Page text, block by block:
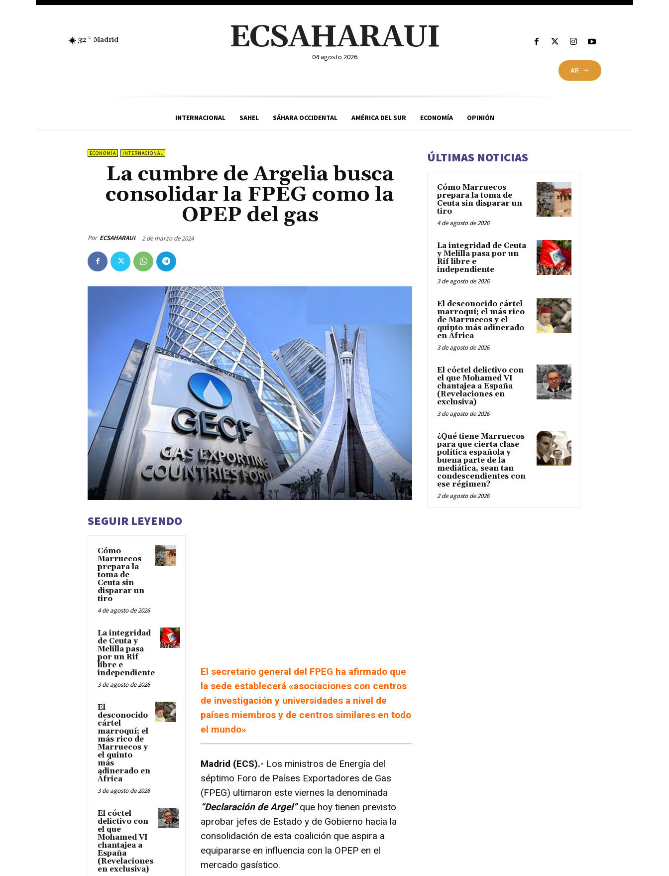
32 C Madrid ECSAHARAUI
04 agosto 2026
AR
INTERNACIONAL SAHEL SÁHARA OCCIDENTAL AMÉRICA DEL SUR ECONOMÍA OPINIÓN
ECONOMÍA INTERNACIONAL
La cumbre de Argelia busca
consolidar la FPEG como la
OPEP del gas
Por ECSAHARAUI 2 de marzo de 2024
SEGUIR LEYENDO
Cómo
Marruecos
prepara la
toma de
Ceuta sin
disparar un
tiro
4 de agosto de 2026
La integridad
de Ceuta y
Melilla pasa
por un Rif
libre e
independiente
3 de agosto de 2026
El
desconocido
cártel
marroquí; el
más rico de
Marruecos y
el quinto
más
adinerado en
África
3 de agosto de 2026
El cóctel
delictivo con
el que
Mohamed VI
chantajea a
España
(Revelaciones
en exclusiva)
El secretario general del FPEG ha afirmado que
la sede establecerá «asociaciones con centros
de investigación y universidades a nivel de
países miembros y de centros similares en todo
el mundo»
Madrid (ECS).- Los ministros de Energía del
séptimo Foro de Países Exportadores de Gas
(FPEG) ultimaron este viernes la denominada
“Declaración de Argel”que hoy tienen previsto
aprobar jefes de Estado y de Gobierno hacia la
consolidación de esta coalición que aspira a
equipararse en influencia con la OPEP en el
mercado gasístico.
ÚLTIMAS NOTICIAS
Cómo Marruecos
prepara la toma de
Ceuta sin disparar un
tiro
4 de agosto de 2026
La integridad de Ceuta
y Melilla pasa por un
Rif libre e
independiente
3 de agosto de 2026
El desconocido cártel
marroquí; el más rico
de Marruecos y el
quinto más adinerado
en África
3 de agosto de 2026
El cóctel delictivo con
el que Mohamed VI
chantajea a España
(Revelaciones en
exclusiva)
3 de agosto de 2026
¿Qué tiene Marruecos
para que cierta clase
política española y
buena parte de la
mediática, sean tan
condescendientes con
ese régimen?
2 de agosto de 2026